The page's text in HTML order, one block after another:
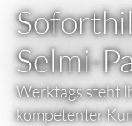
Selmi-
​Werktags steht
kompetenter